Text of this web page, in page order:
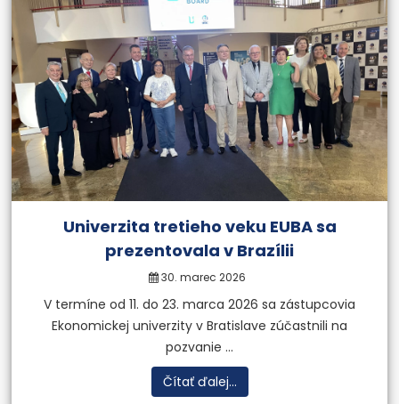
Univerzita tretieho veku EUBA sa
prezentovala v Brazílii
30. marec 2026
V termíne od 11. do 23. marca 2026 sa zástupcovia
Ekonomickej univerzity v Bratislave zúčastnili na
pozvanie ...
Čítať ďalej...